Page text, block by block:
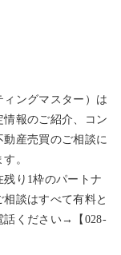
ングマスター）は
報のご紹介、コン
産売買のご相談に
。
残り1枠のパートナ
談はすべて有料と
話ください→【028-